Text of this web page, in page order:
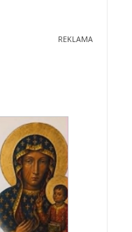
REKLAMA